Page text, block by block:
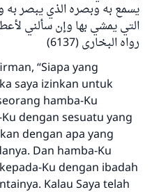
يسمع به وبصره الذي يبصر به
التي يمشي بها وإن سألني
رواه البخارى (6137)
“Siapa yang
saya izinkan untuk
hamba-Ku
dengan sesuatu yang
dengan apa yang
Dan hamba-Ku
Ku dengan ibadah
Kalau Saya telah